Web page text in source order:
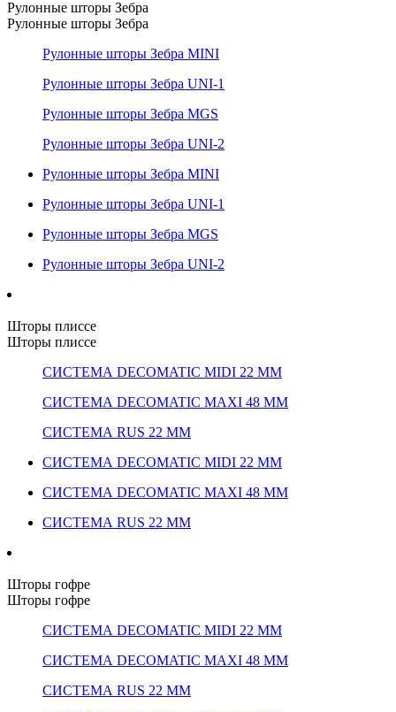
Рулонные шторы Зебра
Рулонные шторы Зебра
Рулонные шторы Зебра MINI
Рулонные шторы Зебра UNI-1
Рулонные шторы Зебра MGS
Рулонные шторы Зебра UNI-2
Рулонные шторы Зебра MINI
Рулонные шторы Зебра UNI-1
Рулонные шторы Зебра MGS
Рулонные шторы Зебра UNI-2
Шторы плиссе
Шторы плиссе
СИСТЕМА DECOMATIC MIDI 22 ММ
СИСТЕМА DECOMATIC MAXI 48 ММ
СИСТЕМА RUS 22 ММ
СИСТЕМА DECOMATIC MIDI 22 ММ
СИСТЕМА DECOMATIC MAXI 48 ММ
СИСТЕМА RUS 22 ММ
Шторы гофре
Шторы гофре
СИСТЕМА DECOMATIC MIDI 22 ММ
СИСТЕМА DECOMATIC MAXI 48 ММ
СИСТЕМА RUS 22 ММ